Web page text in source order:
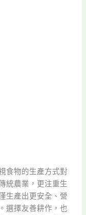
食物的生產方式對
統農業，更注重生
生產出更安全、營
選擇友善耕作，也